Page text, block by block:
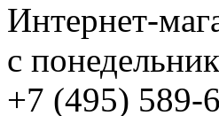
Интернет-
с
+7 (495) 589-